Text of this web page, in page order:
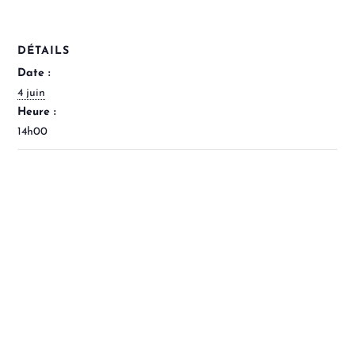
DÉTAILS
Date :
4 juin
Heure :
14h00